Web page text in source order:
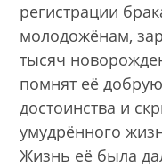
регистрации
молодожёнам,
тысяч
помнят её
достоинства и
умудрённого
Жизнь её была